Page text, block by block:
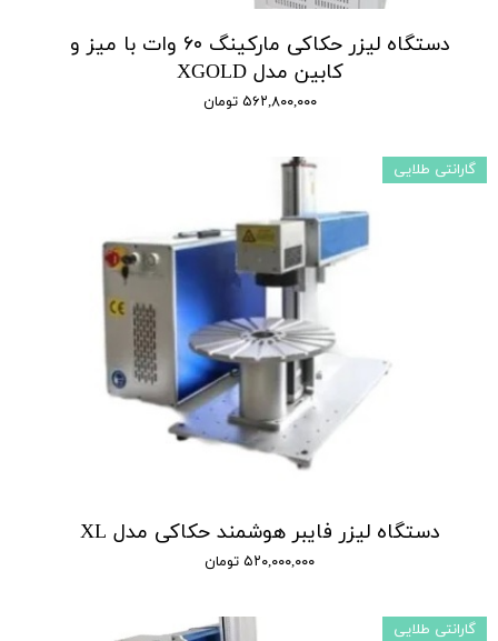
دستگاه لیزر حکاکی مارکینگ ۶۰ وات با میز و
کابین مدل XGOLD
۵۶۲,۸۰۰,۰۰۰ تومان
دستگاه لیزر فایبر هوشمند حکاکی مدل XL
۵۲۰,۰۰۰,۰۰۰ تومان
گارانتی طلایی
گارانتی طلایی